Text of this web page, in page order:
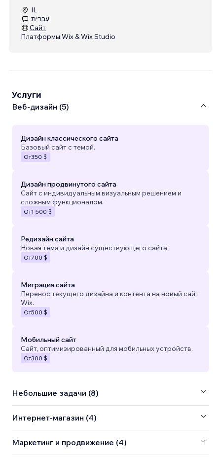
IL
עברית
Сайт
Платформы:Wix & Wix Studio
Услуги
Веб-дизайн (5)
Дизайн классического сайта
Базовый сайт с темой.
От350 $
Дизайн продвинутого сайта
Сайт с индивидуальным визуальным решением и
сложным функционалом.
От1 500 $
Редизайн сайта
Новая тема и дизайн существующего сайта.
От700 $
Миграция сайта
Перенос текущего дизайна и контента на новый сайт
Wix.
От500 $
Мобильный сайт
Сайт, оптимизированный для мобильных устройств.
От300 $
Небольшие задачи (8)
Интернет-магазин (4)
Маркетинг и продвижение (4)